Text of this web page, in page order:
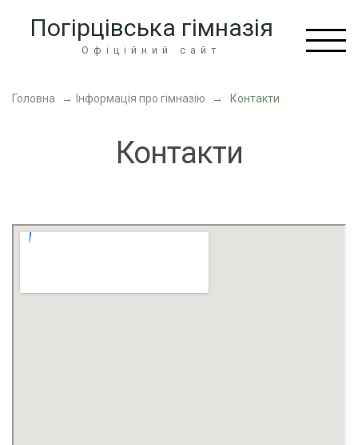
Enter)
Погірцівська гімназія
Офіційний сайт
Головна → Інформація про гімназію → Контакти
Контакти